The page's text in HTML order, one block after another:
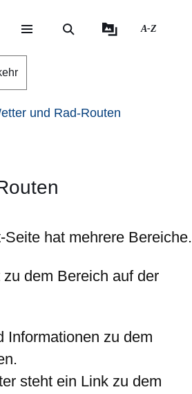
A-Z
und Rad-Routen
Seite hat mehrere Bereiche.
dem Bereich auf der
Informationen zu dem
steht ein Link zu dem